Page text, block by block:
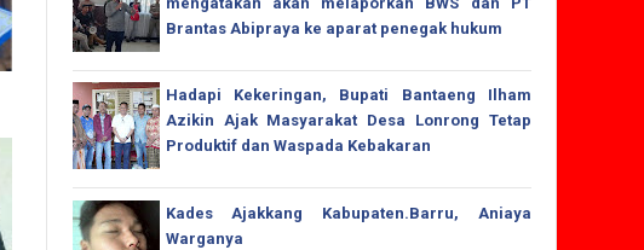
Brantas Abipraya ke aparat penegak hukum
Hadapi Kekeringan, Bupati Bantaeng Ilham
Azikin Ajak Masyarakat Desa Lonrong Tetap
Produktif dan Waspada Kebakaran
Kades Ajakkang Kabupaten.Barru, Aniaya
Warganya